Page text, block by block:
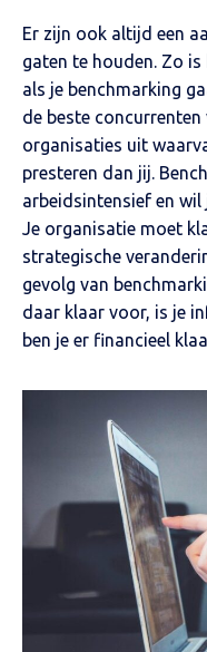
Er zijn ook altijd een
gaten te houden. Zo
als je benchmarking
de beste concurrenten
organisaties uit
presteren dan jij.
arbeidsintensief en
Je organisatie moet
strategische
gevolg van
daar klaar voor, is je
ben je er financieel